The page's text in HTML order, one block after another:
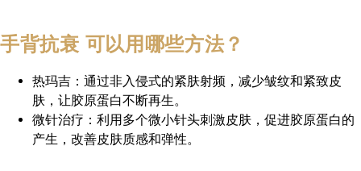
手背抗衰 可以用哪些方法？
热玛吉：通过非入侵式的紧肤射频，减少皱纹和紧致皮
肤，让胶原蛋白不断再生。
微针治疗：利用多个微小针头刺激皮肤，促进胶原蛋白的
产生，改善皮肤质感和弹性。